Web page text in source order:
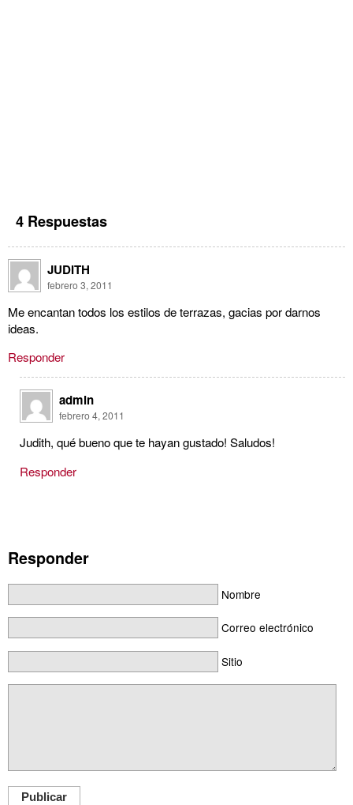
4 Respuestas
JUDITH
febrero 3, 2011
Me encantan todos los estilos de terrazas, gacias por darnos
ideas.
Responder
admin
febrero 4, 2011
Judith, qué bueno que te hayan gustado! Saludos!
Responder
Responder
Nombre
Correo electrónico
Sitio
Publicar